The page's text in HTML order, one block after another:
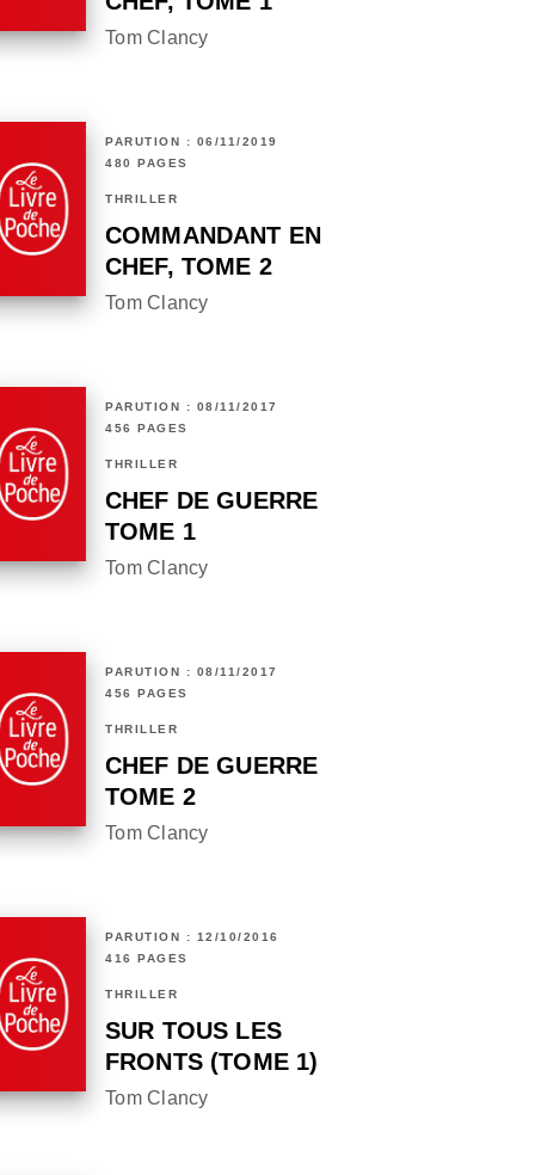
Tom Clancy
PARUTION : 06/11/2019
480 PAGES
THRILLER
COMMANDANT EN
CHEF, TOME 2
Tom Clancy
PARUTION : 08/11/2017
456 PAGES
THRILLER
CHEF DE GUERRE
TOME 1
Tom Clancy
PARUTION : 08/11/2017
456 PAGES
THRILLER
CHEF DE GUERRE
TOME 2
Tom Clancy
PARUTION : 12/10/2016
416 PAGES
THRILLER
SUR TOUS LES
FRONTS (TOME 1)
Tom Clancy